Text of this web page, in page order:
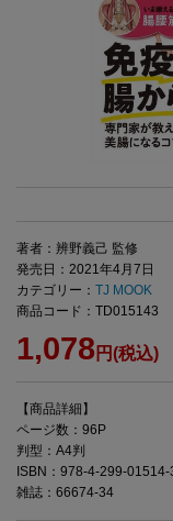
著者：辨野義己 監修
発売日：2021年4月7日
カテゴリー： TJ MOOK
商品コード：TD015143
1,078円(税込)
【商品詳細】
ページ数：96P
判型：A4判
ISBN：978-4-299-01514-
雑誌：66674-34